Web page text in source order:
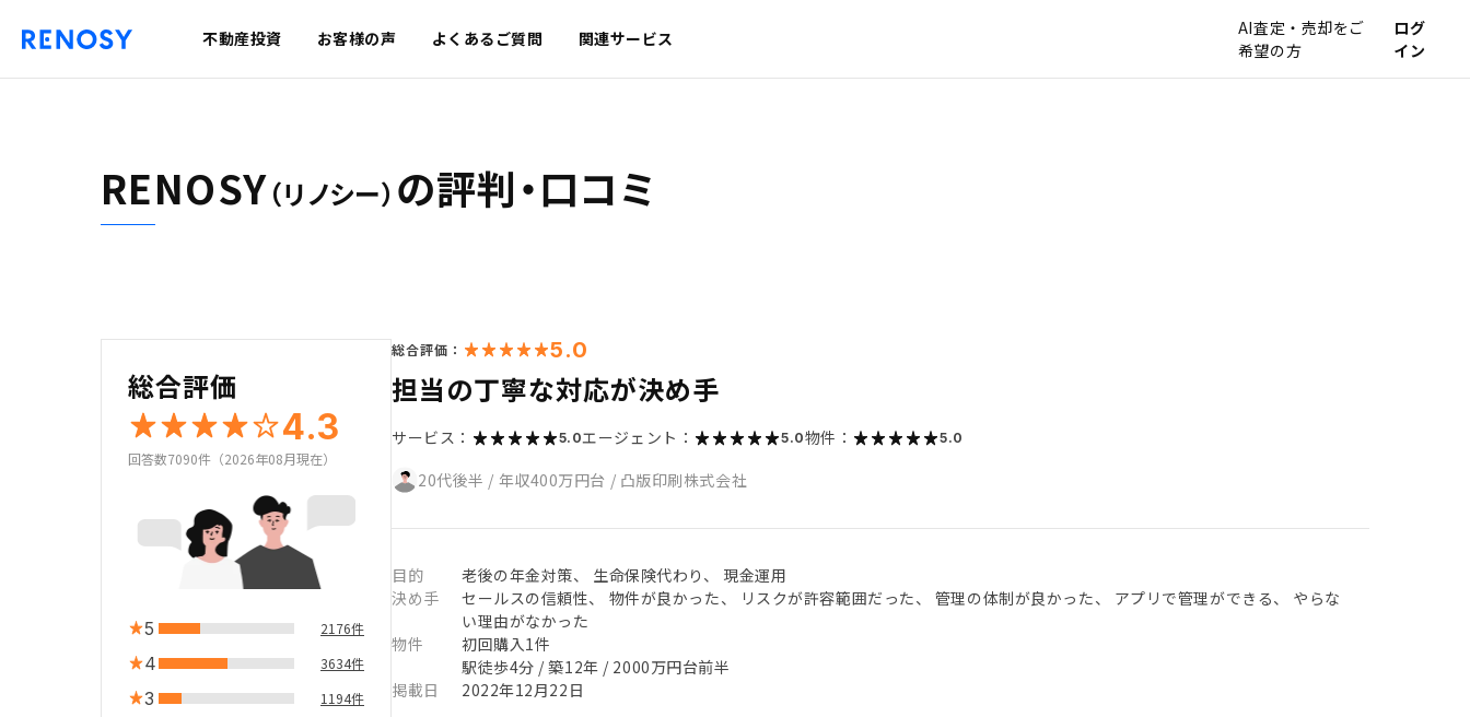
不動産投資 お客様の声 よくあるご質問 関連サービス
AI査定・売却をご
希望の方
ログ
イン
RENOSY（リノシー） の評判・口コミ
総合評価
4.3
回答数7090件（2026年08月現在）
5 2176件
4 3634件
3 1194件
総合評価： 5.0
担当の丁寧な対応が決め手
サービス： 5.0エージェント： 5.0物件： 5.0
20代後半 / 年収400万円台 / 凸版印刷株式会社
目的
老後の年金対策、 生命保険代わり、 現金運用
決め手
セールスの信頼性、 物件が良かった、 リスクが許容範囲だった、 管理の体制が良かった、 アプリで管理ができる、 やらな
い理由がなかった
物件
初回購入1件
駅徒歩4分 / 築12年 / 2000万円台前半
掲載日
2022年12月22日